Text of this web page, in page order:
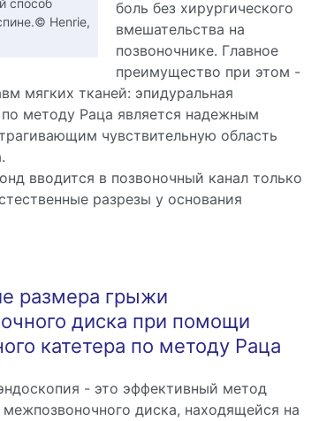
Henrie,
боль без хирургического
вмешательства на
позвоночнике. Главное
преимущество при этом -
мягких тканей: эпидуральная
по методу Раца является надежным
чувствительную область
вводится в позвоночный канал только
разрезы у основания
размера грыжи
диска при помощи
катетера по методу Раца
- это эффективный метод
диска, находящейся на